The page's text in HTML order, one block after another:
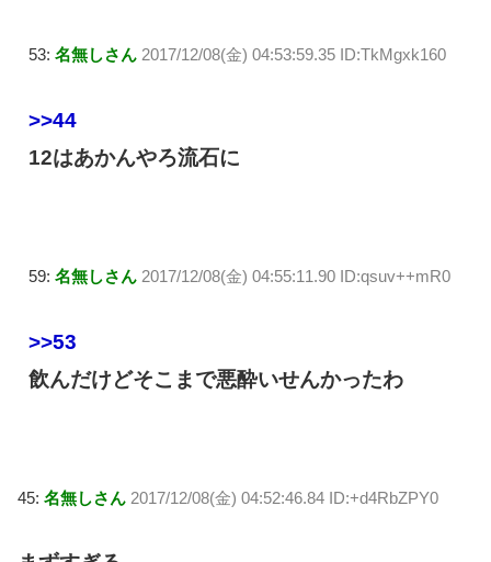
53: 名無しさん 2017/12/08(金) 04:53:59.35 ID:TkMgxk160
>>44
12はあかんやろ流石に
59: 名無しさん 2017/12/08(金) 04:55:11.90 ID:qsuv++mR0
>>53
飲んだけどそこまで悪酔いせんかったわ
45: 名無しさん 2017/12/08(金) 04:52:46.84 ID:+d4RbZPY0